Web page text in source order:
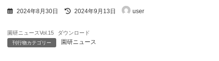
2024年8月30日
最
新
日
2024年9月13日 user
園研ニュースVol.15 ダウンロード
刊行物カテゴリー 園研ニュース